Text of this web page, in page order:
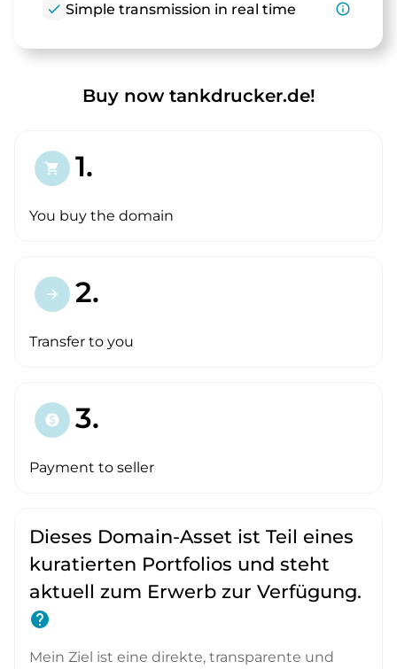
check Simple transmission in real time info_outline
Buy now tankdrucker.de!
shopping_cart 1.
You buy the domain
arrow_forward 2.
Transfer to you
paid 3.
Payment to seller
Dieses Domain-Asset ist Teil eines
kuratierten Portfolios und steht
aktuell zum Erwerb zur Verfügung.
help
Mein Ziel ist eine direkte, transparente und